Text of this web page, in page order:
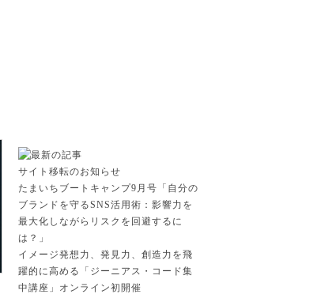
サイト移転のお知らせ
たまいちブートキャンプ9月号「自分の
ブランドを守るSNS活用術：影響力を
最大化しながらリスクを回避するに
は？」
イメージ発想力、発見力、創造力を飛
躍的に高める「ジーニアス・コード集
中講座」オンライン初開催